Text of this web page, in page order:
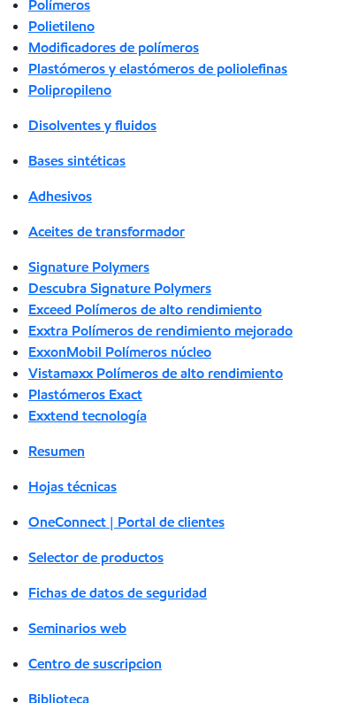
Polímeros
Polietileno
Modificadores de polímeros
Plastómeros y elastómeros de poliolefinas
Polipropileno
Disolventes y fluidos
Bases sintéticas
Adhesivos
Aceites de transformador
Signature Polymers
Descubra Signature Polymers
Exceed Polímeros de alto rendimiento
Exxtra Polímeros de rendimiento mejorado
ExxonMobil Polímeros núcleo
Vistamaxx Polímeros de alto rendimiento
Plastómeros Exact
Exxtend tecnología
Resumen
Hojas técnicas
OneConnect | Portal de clientes
Selector de productos
Fichas de datos de seguridad
Seminarios web
Centro de suscripcion
Biblioteca